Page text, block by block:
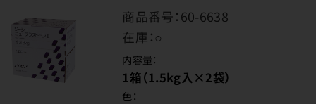
商品番号：60-6638
在庫：○
内容量：
1箱（1.5kg入×2袋）
色：